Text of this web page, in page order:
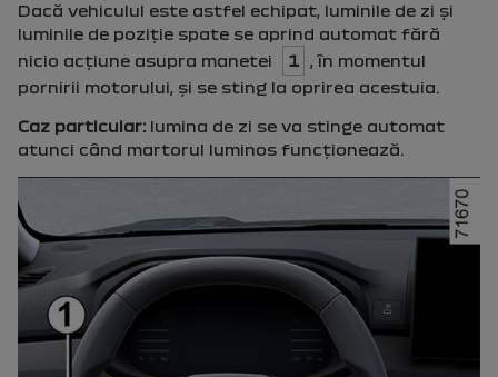
Dacă vehiculul este astfel echipat, luminile de zi şi
luminile de poziţie spate se aprind automat fără
nicio acţiune asupra manetei
1
, în momentul
pornirii motorului, şi se sting la oprirea acestuia.
Caz particular: lumina de zi se va stinge automat
atunci când martorul luminos funcţionează.